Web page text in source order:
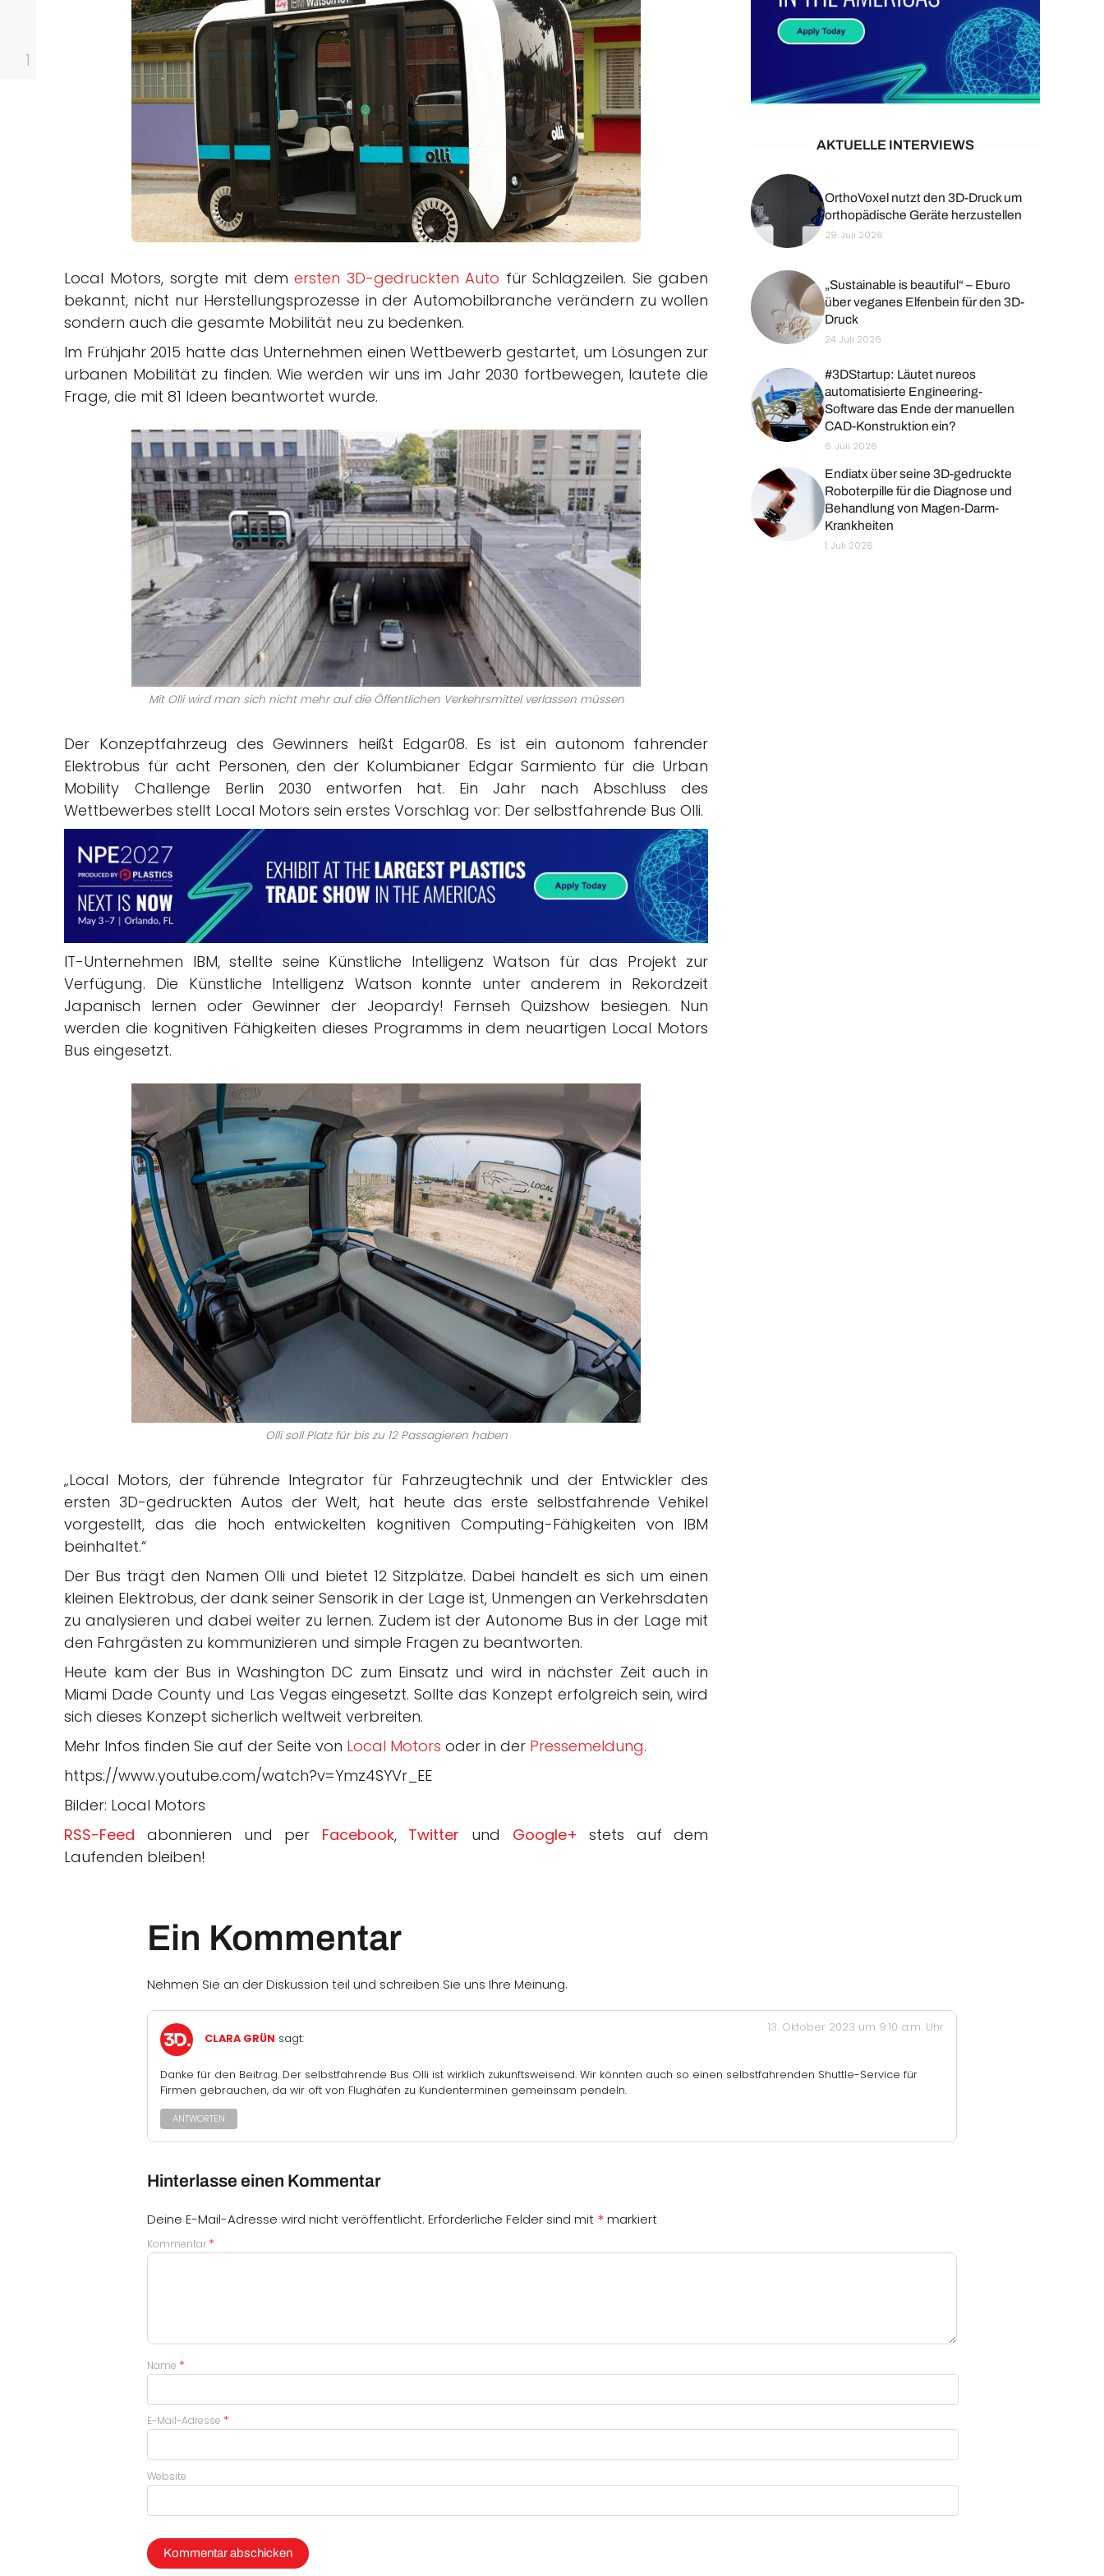
Business
Interviews
Rankings
Videos
Local Motors, sorgte mit demersten 3D-gedruckten Auto für Schlagzeilen. Sie gaben
bekannt, nicht nur Herstellungsprozesse in der Automobilbranche verändern zu wollen
sondern auch die gesamte Mobilität neu zu bedenken.
Im Frühjahr 2015 hatte das Unternehmen einen Wettbewerb gestartet, um Lösungen zur
urbanen Mobilität zu finden. Wie werden wir uns im Jahr 2030 fortbewegen, lautete die
Frage, die mit 81 Ideen beantwortet wurde.
Mit Olli wird man sich nicht mehr auf die Öffentlichen Verkehrsmittel verlassen müssen
Der Konzeptfahrzeug des Gewinners heißt Edgar08. Es ist ein autonom fahrender
Elektrobus für acht Personen, den der Kolumbianer Edgar Sarmiento für die Urban
Mobility Challenge Berlin 2030 entworfen hat. Ein Jahr nach Abschluss des
Wettbewerbes stellt Local Motors sein erstes Vorschlag vor: Der selbstfahrende Bus Olli.
IT-Unternehmen IBM, stellte seine Künstliche Intelligenz Watson für das Projekt zur
Verfügung. Die Künstliche Intelligenz Watson konnte unter anderem in Rekordzeit
Japanisch lernen oder Gewinner der Jeopardy! Fernseh Quizshow besiegen. Nun
werden die kognitiven Fähigkeiten dieses Programms in dem neuartigen Local Motors
Bus eingesetzt.
Olli soll Platz für bis zu 12 Passagieren haben
„Local Motors, der führende Integrator für Fahrzeugtechnik und der Entwickler des
ersten 3D-gedruckten Autos der Welt, hat heute das erste selbstfahrende Vehikel
vorgestellt, das die hoch entwickelten kognitiven Computing-Fähigkeiten von IBM
beinhaltet.“
Der Bus trägt den Namen Olli und bietet 12 Sitzplätze. Dabei handelt es sich um einen
kleinen Elektrobus, der dank seiner Sensorik in der Lage ist, Unmengen an Verkehrsdaten
zu analysieren und dabei weiter zu lernen. Zudem ist der Autonome Bus in der Lage mit
den Fahrgästen zu kommunizieren und simple Fragen zu beantworten.
Heute kam der Bus in Washington DC zum Einsatz und wird in nächster Zeit auch in
Miami Dade County und Las Vegas eingesetzt. Sollte das Konzept erfolgreich sein, wird
sich dieses Konzept sicherlich weltweit verbreiten.
Mehr Infos finden Sie auf der Seite von Local Motors oder in der Pressemeldung.
https://www.youtube.com/watch?v=Ymz4SYVr_EE
Bilder: Local Motors
RSS-Feed abonnieren und per Facebook, Twitter und Google+ stets auf dem
Laufenden bleiben!
AKTUELLE INTERVIEWS
OrthoVoxel nutzt den 3D-Druck um
orthopädische Geräte herzustellen
29. Juli 2026
„Sustainable is beautiful“ – Eburo
über veganes Elfenbein für den 3D-
Druck
24. Juli 2026
#3DStartup: Läutet nureos
automatisierte Engineering-
Software das Ende der manuellen
CAD-Konstruktion ein?
6. Juli 2026
Endiatx über seine 3D-gedruckte
Roboterpille für die Diagnose und
Behandlung von Magen-Darm-
Krankheiten
1. Juli 2026
Ein Kommentar
Nehmen Sie an der Diskussion teil und schreiben Sie uns Ihre Meinung.
CLARA GRÜN sagt:
13. Oktober 2023 um 9:10 a.m. Uhr
Danke für den Beitrag. Der selbstfahrende Bus Olli ist wirklich zukunftsweisend. Wir könnten auch so einen selbstfahrenden Shuttle-Service für
Firmen gebrauchen, da wir oft von Flughäfen zu Kundenterminen gemeinsam pendeln.
ANTWORTEN
Hinterlasse einen Kommentar
Deine E-Mail-Adresse wird nicht veröffentlicht. Erforderliche Felder sind mit *markiert
Kommentar *
Name *
E-Mail-Adresse *
Website
1